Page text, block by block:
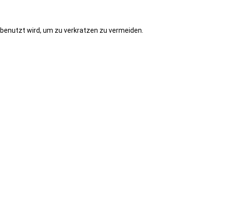
wird, um zu verkratzen zu vermeiden.